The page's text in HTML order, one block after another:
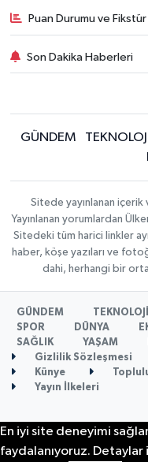
Puan Durumu ve Fikstür
Son Dakika Haberleri
GÜNDEM TEKNOLOJİ
Sitede yayınlanan içerik
Yayınlanan yorumlardan
Sitedeki tüm harici linkler
haber, köşe yazıları ve
dahi, herhangi bir
GÜNDEM TEKNOLOJİ
SPOR
DÜNYA
SAĞLIK
YAŞAM
Gizlilik Sözleşmesi
Künye
Yayın İlkeleri
En iyi site deneyimi
faydalanıyoruz. Detaylar